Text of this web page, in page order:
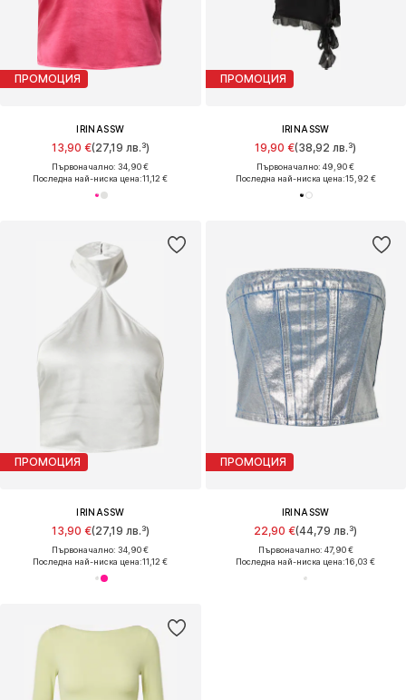
ПРОМОЦИЯ
IRINASSW
13,90 €(27,19 лв.³)
Първоначално: 34,90 €
Последна най-ниска цена:11,12 €
ПРОМОЦИЯ
IRINASSW
19,90 €(38,92 лв.³)
Първоначално: 49,90 €
Последна най-ниска цена:15,92 €
ПРОМОЦИЯ
IRINASSW
13,90 €(27,19 лв.³)
Първоначално: 34,90 €
Последна най-ниска цена:11,12 €
ПРОМОЦИЯ
IRINASSW
22,90 €(44,79 лв.³)
Първоначално: 47,90 €
Последна най-ниска цена:16,03 €